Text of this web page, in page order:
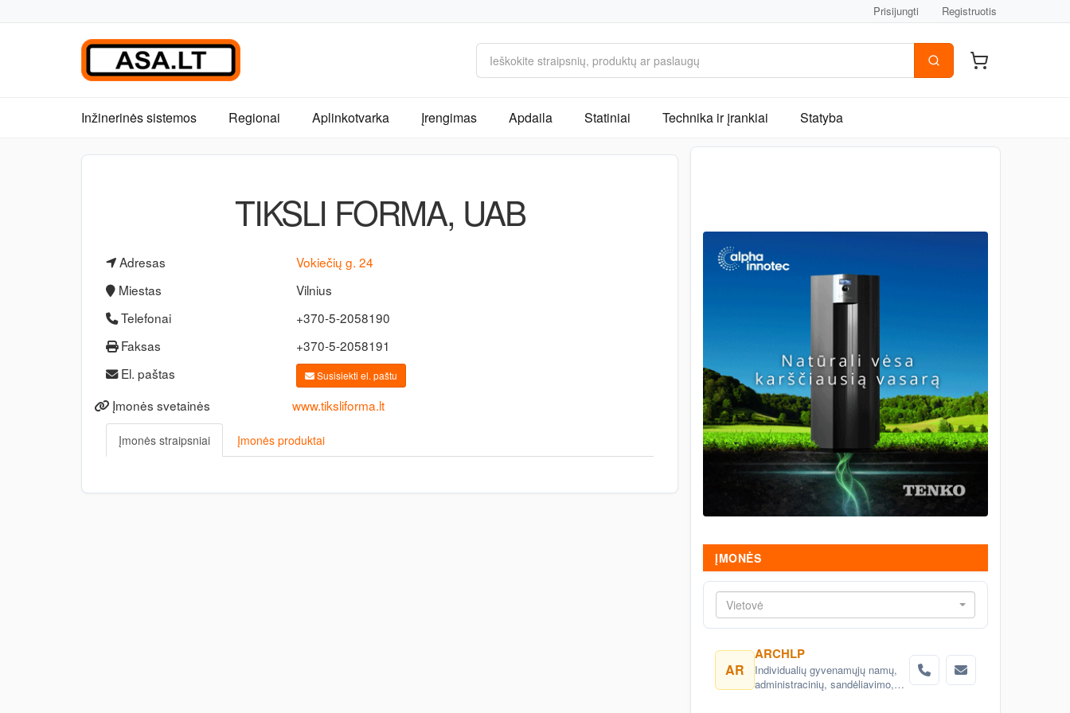
Prisijungti Registruotis
Inžinerinės sistemos Regionai Aplinkotvarka Įrengimas Apdaila Statiniai Technika ir įrankiai Statyba
TIKSLI FORMA, UAB
Adresas
Vokiečių g. 24
Miestas
Vilnius
Telefonai
+370-5-2058190
Faksas
+370-5-2058191
El. paštas
Susisiekti el. paštu
Įmonės svetainės www.tiksliforma.lt
Įmonės straipsniai Įmonės produktai
ĮMONĖS
Vietovė
AR
ARCHLP
Individualių gyvenamųjų namų,
administracinių, sandėliavimo,